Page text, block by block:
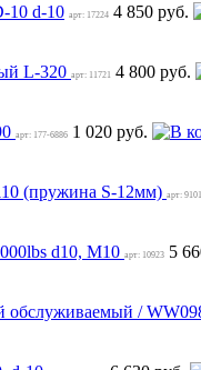
10 d-10 арт: 17224 4 850 руб.
L-320 арт: 11721 4 800 руб.
арт: 177-6886 1 020 руб.
(пружина S-12мм) арт: 9101
d10, М10 арт: 10923 5
обслуживаемый /